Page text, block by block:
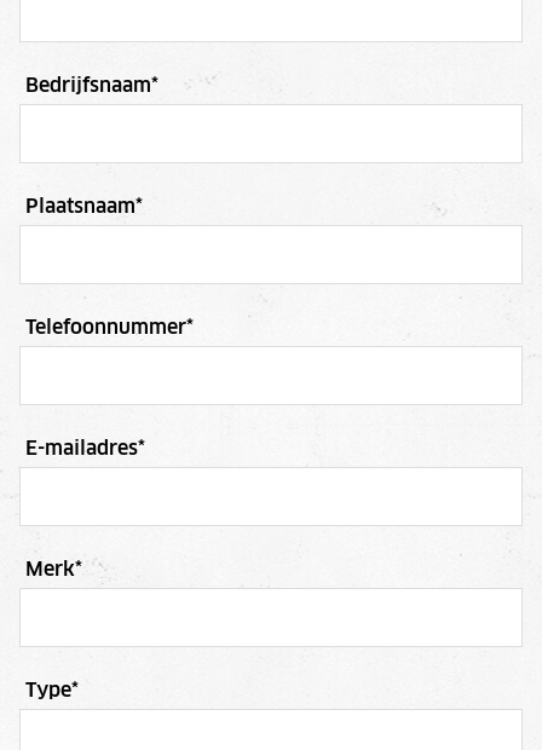
Bedrijfsnaam*
Plaatsnaam*
Telefoonnummer*
E-mailadres*
Merk*
Type*